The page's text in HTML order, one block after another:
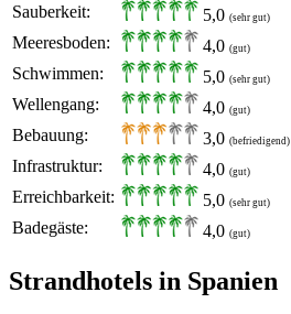
Sauberkeit: 5,0 (sehr gut)
Meeresboden: 4,0 (gut)
Schwimmen: 5,0 (sehr gut)
Wellengang: 4,0 (gut)
Bebauung: 3,0 (befriedigend)
Infrastruktur: 4,0 (gut)
Erreichbarkeit: 5,0 (sehr gut)
Badegäste: 4,0 (gut)
Strandhotels in Spanien